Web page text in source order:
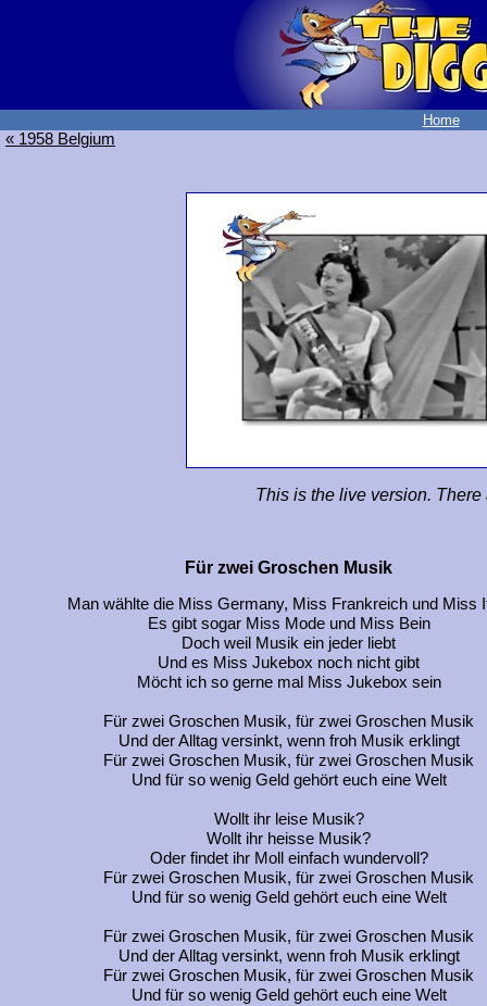
Home
« 1958 Belgium
This is the live version.
Für zwei Groschen Musik
Man wählte die Miss Germany, Miss Frankreich und Miss
Es gibt sogar Miss Mode und Miss Bein
Doch weil Musik ein jeder liebt
Und es Miss Jukebox noch nicht gibt
Möcht ich so gerne mal Miss Jukebox sein
Für zwei Groschen Musik, für zwei Groschen Musik
Und der Alltag versinkt, wenn froh Musik erklingt
Für zwei Groschen Musik, für zwei Groschen Musik
Und für so wenig Geld gehört euch eine Welt
Wollt ihr leise Musik?
Wollt ihr heisse Musik?
Oder findet ihr Moll einfach wundervoll?
Für zwei Groschen Musik, für zwei Groschen Musik
Und für so wenig Geld gehört euch eine Welt
Für zwei Groschen Musik, für zwei Groschen Musik
Und der Alltag versinkt, wenn froh Musik erklingt
Für zwei Groschen Musik, für zwei Groschen Musik
Und für so wenig Geld gehört euch eine Welt